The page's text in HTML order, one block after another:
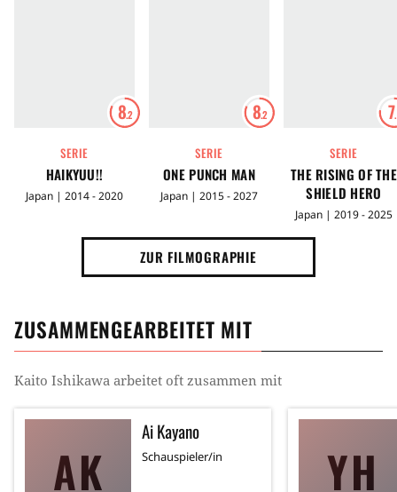
8.2
SERIE
HAIKYUU!!
Japan | 2014 - 2020
8.2
SERIE
ONE PUNCH MAN
Japan | 2015 - 2027
7
SERIE
THE RISING OF THE
SHIELD HERO
Japan | 2019 - 2025
ZUR FILMOGRAPHIE
ZUSAMMENGEARBEITET MIT
Kaito Ishikawa arbeitet oft zusammen mit
AK
Ai Kayano
Schauspieler/in YH